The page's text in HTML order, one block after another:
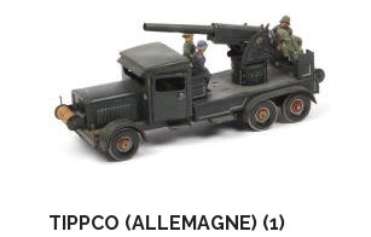
TIPPCO (ALLEMAGNE) (1)